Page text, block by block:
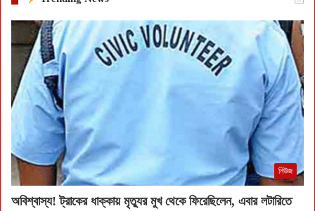
নিউজ
অবিশ্বাস্য! ট্রাকের ধাক্কায় মৃত্যুর মুখ থেকে ফিরেছিলেন, এবার লটারিতে